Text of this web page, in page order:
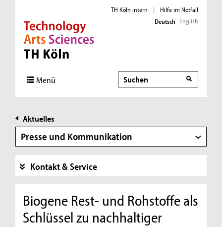
Direkt zur Hauptnavigation
Direkt zur Subnavigation
Direkt zum Inhalt
Direkt zum Fußbereich
TH Köln intern |
Hilfe im Notfall
Deutsch English
Menü Suche
Aktuelles
Presse und Kommunikation
Kontakt & Service
Biogene Rest- und Rohstoffe als
Schlüssel zu nachhaltiger